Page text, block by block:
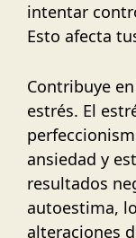
intentar
Esto afecta
Contribuye
estrés. El
ansiedad y
resultados
autoestima,
alteraciones